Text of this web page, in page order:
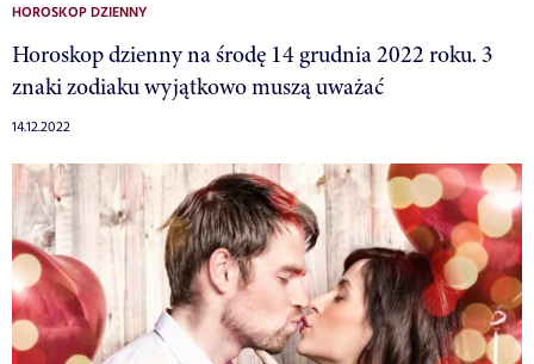
HOROSKOP DZIENNY
Horoskop dzienny na środę 14 grudnia 2022 roku. 3
znaki zodiaku wyjątkowo muszą uważać
14.12.2022